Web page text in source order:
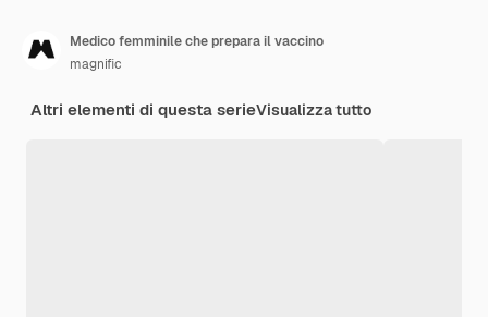
Medico femminile che prepara il vaccino
magnific
Altri elementi di questa serieVisualizza tutto